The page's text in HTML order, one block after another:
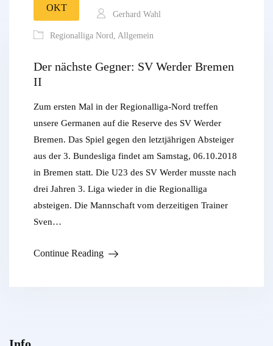
OKT
Gerhard Wahl
Regionalliga Nord Allgemein
Der nächste Gegner: SV Werder Bremen
II
Zum ersten Mal in der Regionalliga-Nord treffen
unsere Germanen auf die Reserve des SV Werder
Bremen. Das Spiel gegen den letztjährigen Absteiger
aus der 3. Bundesliga findet am Samstag, 06.10.2018
in Bremen statt. Die U23 des SV Werder musste nach
drei Jahren 3. Liga wieder in die Regionalliga
absteigen. Die Mannschaft vom derzeitigen Trainer
Sven…
Continue Reading